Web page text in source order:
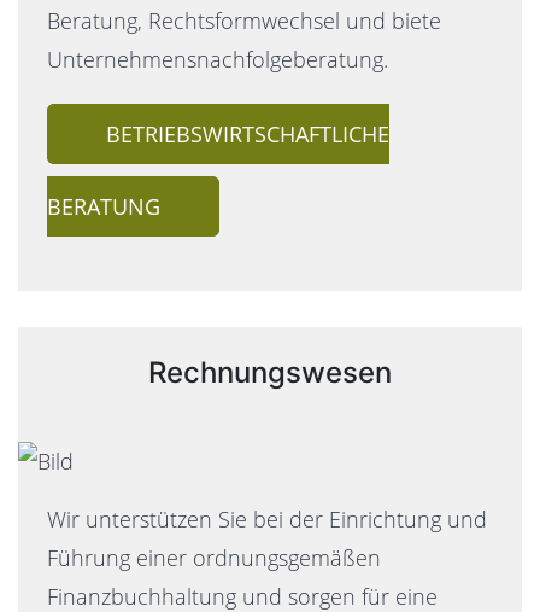
Beratung, Rechtsformwechsel und biete
Unternehmensnachfolgeberatung.
BETRIEBSWIRTSCHAFTLICHE
BERATUNG
Rechnungswesen
Wir unterstützen Sie bei der Einrichtung und
Führung einer ordnungsgemäßen
Finanzbuchhaltung und sorgen für eine